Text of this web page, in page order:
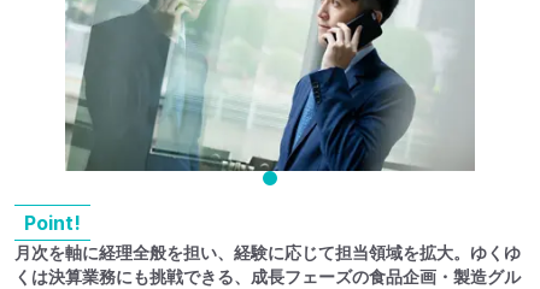
Point!
月次を軸に経理全般を担い、経験に応じて担当領域を拡大。ゆくゆ
くは決算業務にも挑戦できる、成長フェーズの食品企画・製造グル